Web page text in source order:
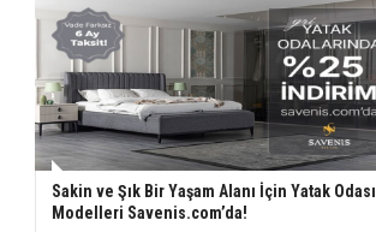
Sakin ve Şık Bir Yaşam Alanı İçin Yatak Odası
Modelleri Savenis.com’da!